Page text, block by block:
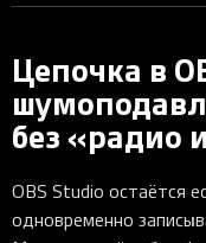
Цепочка в
без «радио
OBS Studio остаётся
одновременно